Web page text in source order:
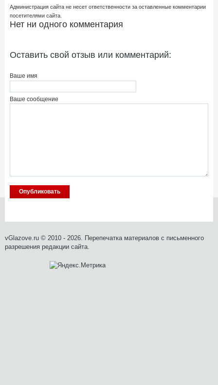
Администрация сайта не несет ответственности за оставленные комментарии
посетителями сайта.
Нет ни одного комментария
Оставить свой отзыв или комментарий:
Ваше имя
Ваше сообщение
vGlazove.ru © 2010 - 2026. Перепечатка материалов с письменного
разрешения редакции сайта.